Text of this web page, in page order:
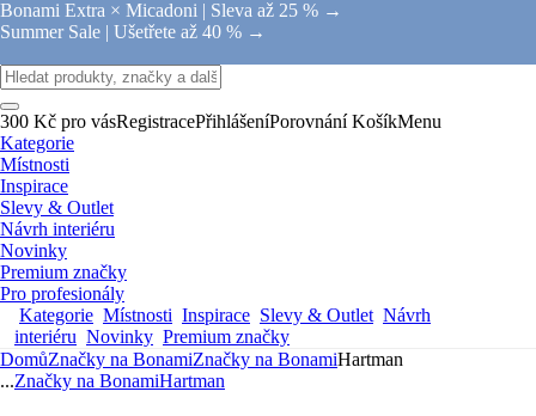
Bonami Extra × Micadoni | Sleva až 25 % →
Summer Sale | Ušetřete až 40 % →
300 Kč pro vásRegistracePřihlášeníPorovnání KošíkMenu
Kategorie
Místnosti
Inspirace
Slevy & Outlet
Návrh interiéru
Novinky
Premium značky
Pro profesionály
Kategorie Místnosti Inspirace Slevy & Outlet Návrh
interiéru Novinky Premium značky
DomůZnačky na BonamiZnačky na BonamiHartman
...Značky na BonamiHartman